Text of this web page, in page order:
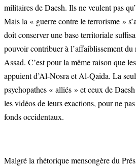
militaires de Daesh. Ils ne veulent pas
Mais la « guerre contre le terrorisme »
doit conserver une base territoriale
pouvoir contribuer à l’affaiblissement
Assad. C’est pour la même raison que
appuient d’Al-Nosra et Al-Qaida. La
psychopathes « alliés » et ceux de
les vidéos de leurs exactions, pour ne
fonds occidentaux.
Malgré la rhétorique mensongère du